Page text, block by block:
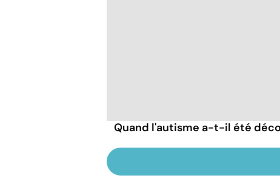
Quand l'autisme a-t-il été